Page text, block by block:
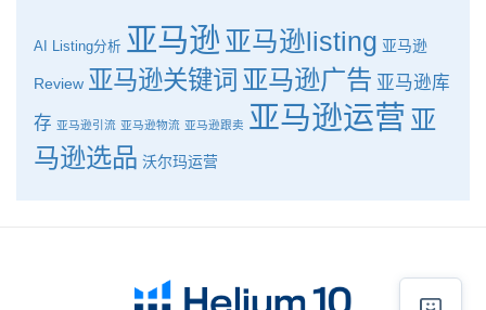
AI Listing分析 亚马逊 亚马逊listing 亚马逊
Review 亚马逊关键词 亚马逊广告 亚马逊库
存 亚马逊引流 亚马逊物流 亚马逊跟卖 亚马逊运营 亚
马逊选品 沃尔玛运营